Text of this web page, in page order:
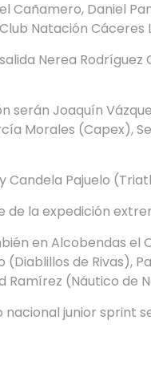
Cañamero, Daniel
Natación Cáceres
Nerea
Joaquín
Morales (Capex),
Pajuelo
la expedición
en Alcobendas
de Rivas),
Ramírez (Náutico de
junior sprint